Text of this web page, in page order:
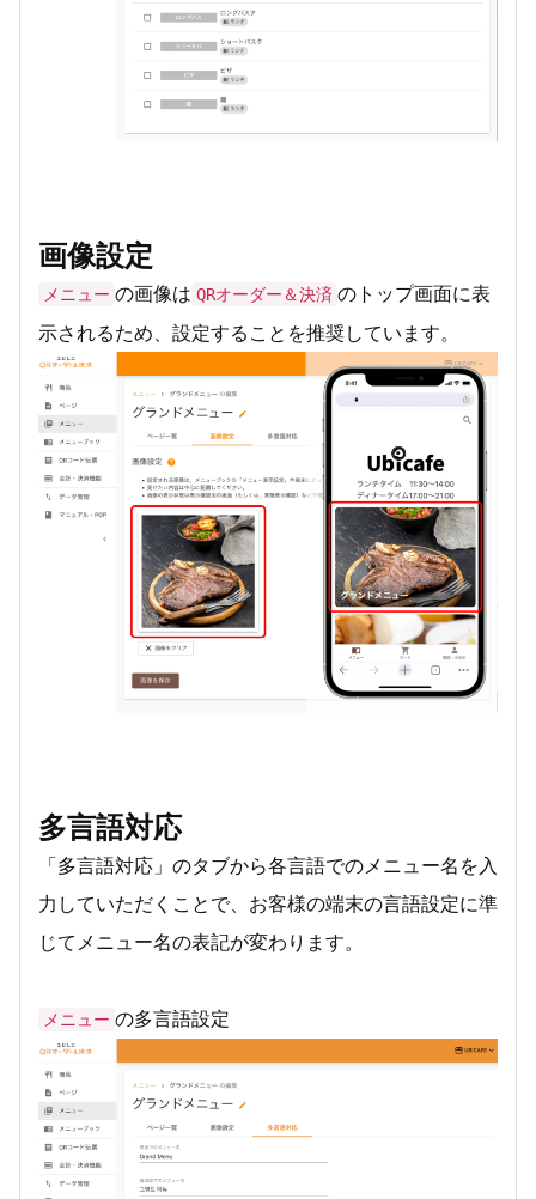
画像設定
メニュー の画像は QRオーダー＆決済 のトップ画面に表
示されるため、設定することを推奨しています。
多言語対応
「多言語対応」のタブから各言語でのメニュー名を入
力していただくことで、お客様の端末の言語設定に準
じてメニュー名の表記が変わります。
メニュー の多言語設定